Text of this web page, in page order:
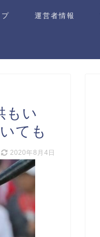
運営者情報
もい
ても
2020年8月4日